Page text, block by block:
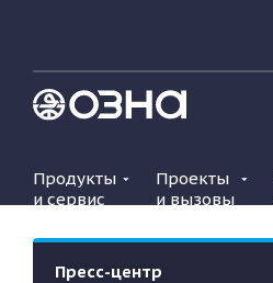
Продукты
и сервис
Проекты
и вызовы
Пресс-центр